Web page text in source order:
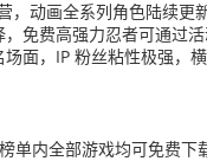
，动画全系列角色陆续
免费高强力忍者可通过
面，IP 粉丝粘性极强，
单内全部游戏均可免费